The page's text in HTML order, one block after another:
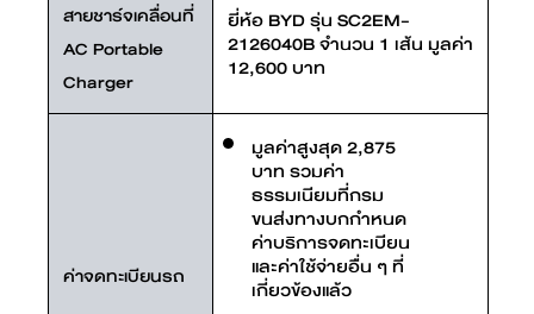
สายชาร์จเคลื่อนที่
AC Portable
Charger
ยี่ห้อ BYD รุ่น SC2EM-
2126040B จำนวน 1 เส้น มูลค่า
12,600 บาท
ค่าจดทะเบียนรถ
มูลค่าสูงสุด 2,875
บาท รวมค่า
ธรรมเนียมที่กรม
ขนส่งทางบกกำหนด
ค่าบริการจดทะเบียน
และค่าใช้จ่ายอื่น ๆ ที่
เกี่ยวข้องแล้ว